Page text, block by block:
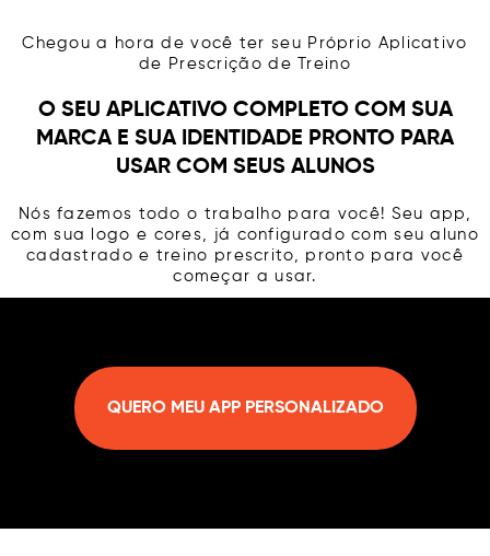
Chegou a hora de você ter seu Próprio Aplicativo
de Prescrição de Treino
O SEU APLICATIVO COMPLETO COM SUA
MARCA E SUA IDENTIDADE PRONTO PARA
USAR COM SEUS ALUNOS
Nós fazemos todo o trabalho para você! Seu app,
com sua logo e cores, já configurado com seu aluno
cadastrado e treino prescrito, pronto para você
começar a usar.
QUERO MEU APP PERSONALIZADO